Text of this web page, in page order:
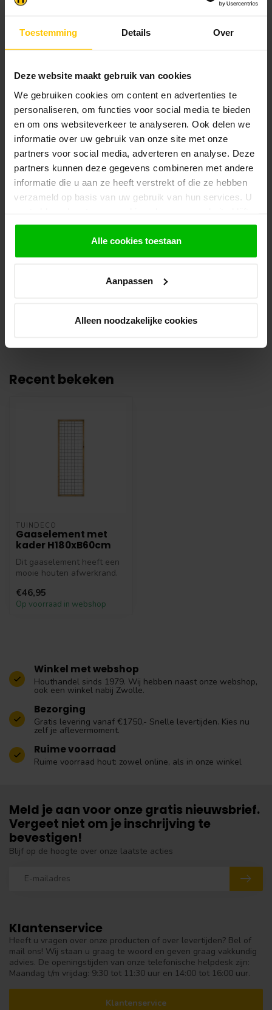
Toestemming Details Over
Deze website maakt gebruik van cookies
We gebruiken cookies om content en advertenties te
personaliseren, om functies voor social media te bieden
en om ons websiteverkeer te analyseren. Ook delen we
informatie over uw gebruik van onze site met onze
partners voor social media, adverteren en analyse. Deze
partners kunnen deze gegevens combineren met andere
informatie die u aan ze heeft verstrekt of die ze hebben
verzameld op basis van uw gebruik van hun services. U
gebruiken.
Alle cookies toestaan
Aanpassen
Alleen noodzakelijke cookies
Klantenservice
Heb je een vraag? Stel je vraag via onze chat,
contact op met de klantenservice
graag verder met het samenstellen van uw
bestelling.
Afhalen en zeker weten dan uw
producten aanwezig zijn?:
1.Voeg alle gewenste producten toe in de
winkelwagen.
Ga naar de “Mijn Winkelwagen” pagina.
3. Rond de bestelling af waarbij je kiest voor
opmerkingen veld de gewenste afhaaldatum.
leggen bestellingen klaar en bestellen
uw bestelling vooraf per iDeal voldaan is.
Recent bekeken
TUINDECO
Gaaselement met
kader H180xB60cm
Dit gaaselement heeft een
mooie houten afwerkrand.
geïm...
€46,95
Op voorraad in webshop
Winkel met webshop
Houthandel sinds 1979. Wij hebben naast onze webshop,
ook een winkel nabij Zwolle.
Bezorging
Gratis levering vanaf €1750,- Snelle levertijden. Kies nu
zelf je aflevermoment.
Ruime voorraad
Ruime voorraad hout: zowel online, als in onze winkel
Klantenservice
Heeft u vragen over onze producten of over levertijden? Bel of
mail ons! Wij staan u graag te woord en geven graag vakkundig
advies. De openingstijden van onze telefonische helpdesk zijn:
Maandag t/m vrijdag: 9:30 tot 11:30 uur en 14:00 tot 16:00 uur.
Klantenservice
Meld je aan voor onze gratis nieuwsbrief.
Vergeet niet om je inschrijving te
bevestigen!
Blijf op de hoogte over onze laatste acties